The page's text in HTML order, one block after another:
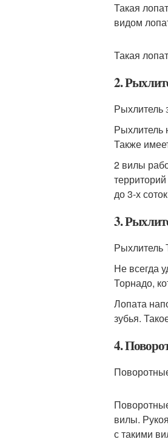
Такая
видом
Такая
2.
Рыхлитель
Рыхлитель
Также
2 вилы
до 3-х
3.
Рыхлитель
Не всегда
Торнадо,
Лопата
зубья.
4.
вилы.
с такими